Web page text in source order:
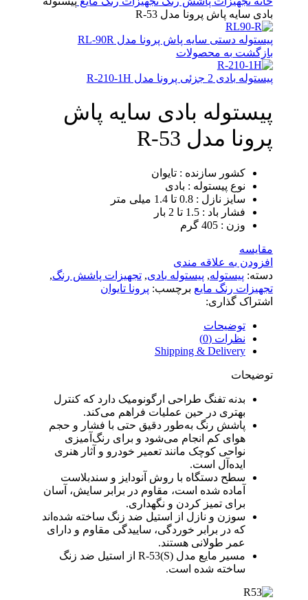
بادی سایه پاش پرونا مدل R-53
پیستوله دستی سایه پاش پرونا مدل RL-90R
بازگشت به محصولات
پیستوله بادی 2 جزئی پرونا مدل R-210-1H
پیستوله بادی سایه پاش
پرونا مدل R-53
کشور سازنده : تایوان
نوع پیستوله : بادی
سایز نازل : 0.8 تا 1.4 میلی متر
فشار باد : 1.5 تا 2 بار
وزن : 405 گرم
مقایسه
افزودن به علاقه مندی
دسته: پیستوله, پیستوله بادی, تجهیزات پاشش رنگ,
تجهیزات رنگ مایع برچسب: پرونا تایوان
اشتراک گذاری:
توضیحات
نظرات (0)
Shipping & Delivery
توضیحات
بدنه تفنگ طراحی ارگونومیک دارد که کنترل
بهتری در حین عملیات فراهم می‌کند.
پاشش رنگ به‌طور دقیق حتی با فشار و حجم
هوای کم انجام می‌شود و برای رنگ‌آمیزی
نواحی کوچک مانند تعمیر خودرو و آثار هنری
ایده‌آل است.
سطح دستگاه با روش آنودایز و سندبلاست
آماده شده است، مقاوم در برابر سایش، آسان
برای تمیز کردن و نگهداری.
سوزن و نازل از استیل ضد زنگ ساخته شده‌اند
که در برابر خوردگی، ساییدگی مقاوم و دارای
عمر طولانی هستند.
مسیر مایع مدل R-53(S) از استیل ضد زنگ
ساخته شده است.